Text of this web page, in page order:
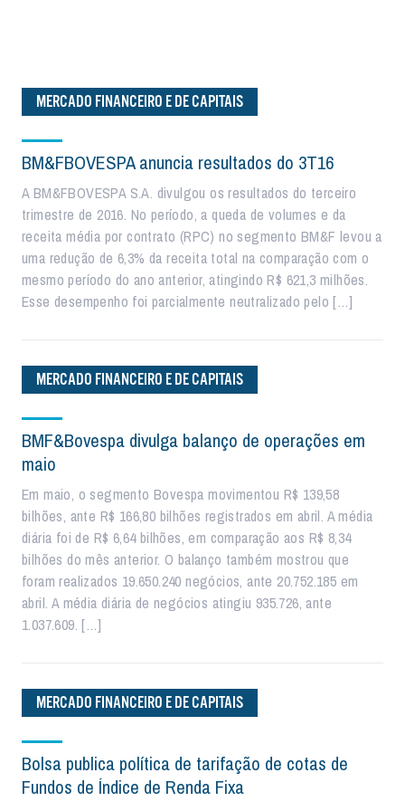
MERCADO FINANCEIRO E DE CAPITAIS
BM&FBOVESPA anuncia resultados do 3T16
A BM&FBOVESPA S.A. divulgou os resultados do terceiro
trimestre de 2016. No período, a queda de volumes e da
receita média por contrato (RPC) no segmento BM&F levou a
uma redução de 6,3% da receita total na comparação com o
mesmo período do ano anterior, atingindo R$ 621,3 milhões.
Esse desempenho foi parcialmente neutralizado pelo […]
MERCADO FINANCEIRO E DE CAPITAIS
BMF&Bovespa divulga balanço de operações em
maio
Em maio, o segmento Bovespa movimentou R$ 139,58
bilhões, ante R$ 166,80 bilhões registrados em abril. A média
diária foi de R$ 6,64 bilhões, em comparação aos R$ 8,34
bilhões do mês anterior. O balanço também mostrou que
foram realizados 19.650.240 negócios, ante 20.752.185 em
abril. A média diária de negócios atingiu 935.726, ante
1.037.609. […]
MERCADO FINANCEIRO E DE CAPITAIS
Bolsa publica política de tarifação de cotas de
Fundos de Índice de Renda Fixa